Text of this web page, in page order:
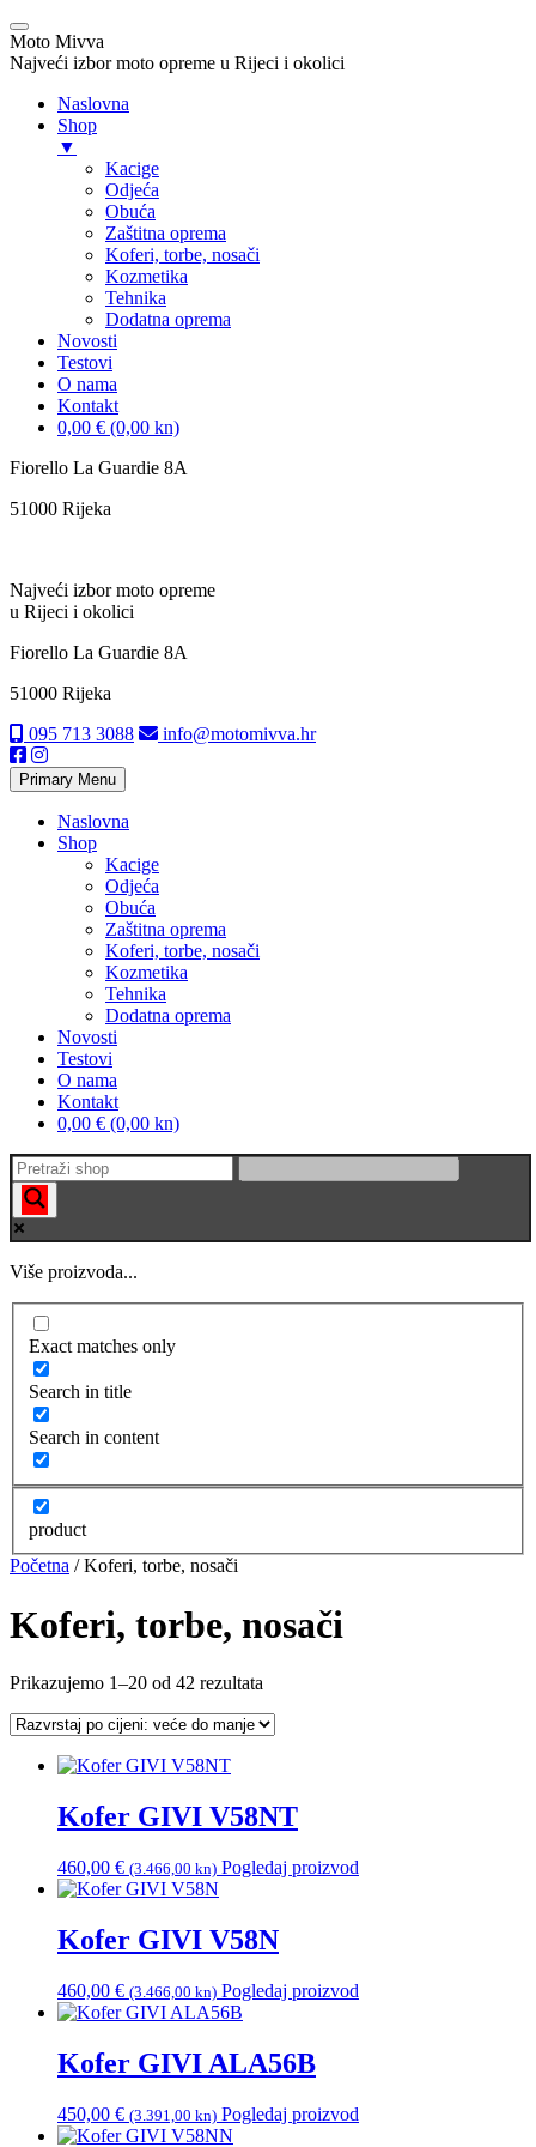
Moto Mivva
Najveći izbor moto opreme u Rijeci i okolici
Naslovna
Shop
▼
Kacige
Odjeća
Obuća
Zaštitna oprema
Koferi, torbe, nosači
Kozmetika
Tehnika
Dodatna oprema
Novosti
Testovi
O nama
Kontakt
0,00 € (0,00 kn)
Skip
content
Fiorello La Guardie 8A
51000 Rijeka
Najveći izbor moto opreme
u Rijeci i okolici
Fiorello La Guardie 8A
51000 Rijeka
095 713 3088
info@motomivva.hr
Primary Menu
Naslovna
Shop
Kacige
Odjeća
Obuća
Zaštitna oprema
Koferi, torbe, nosači
Kozmetika
Tehnika
Dodatna oprema
Novosti
Testovi
O nama
Kontakt
0,00 € (0,00 kn)
Više proizvoda...
Exact matches only
Search in title
Search in content
product
Početna / Koferi, torbe, nosači
Koferi, torbe, nosači
Prikazujemo 1–20 od 42 rezultata
cijeni:
niske
Kofer GIVI V58NT
460,00 € (3.466,00 kn) Pogledaj proizvod
Kofer GIVI V58N
460,00 € (3.466,00 kn) Pogledaj proizvod
Kofer GIVI ALA56B
450,00 € (3.391,00 kn) Pogledaj proizvod